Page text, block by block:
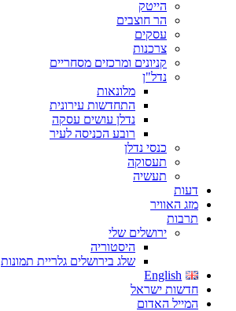
הייטק
הר חוצבים
עסקים
צרכנות
קניונים ומרכזים מסחריים
נדל"ן
מלונאות
התחדשות עירונית
נדלן עושים עסקה
רובע הכניסה לעיר
כנסי נדלן
תעסוקה
תעשיה
דעות
מזג האוויר
תרבות
ירושלים שלי
היסטוריה
שלג בירושלים גלריית תמונות
English
חדשות ישראל
המייל האדום